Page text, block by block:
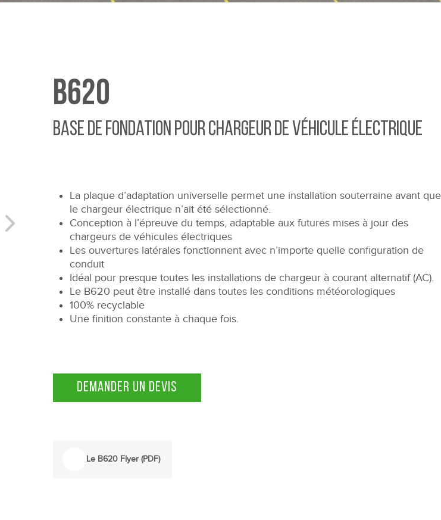
B620
Base de fondation pour chargeur de véhicule électrique
La plaque d’adaptation universelle permet une installation souterraine avant que
le chargeur électrique n’ait été sélectionné.
Conception à l’épreuve du temps, adaptable aux futures mises à jour des
chargeurs de véhicules électriques
Les ouvertures latérales fonctionnent avec n’importe quelle configuration de
conduit
Idéal pour presque toutes les installations de chargeur à courant alternatif (AC).
Le B620 peut être installé dans toutes les conditions météorologiques
100% recyclable
Une finition constante à chaque fois.
DEMANDER UN DEVIS
Le B620 Flyer (PDF)